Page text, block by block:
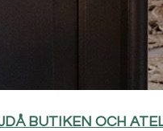
BUTIKEN OCH